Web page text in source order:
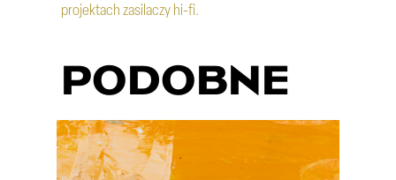
projektach zasilaczy hi-fi.
PODOBNE